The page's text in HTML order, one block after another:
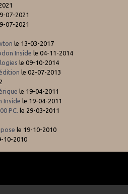
07-2021
07-2021
le 13-03-2017
Inside le 04-11-2014
le 09-10-2014
le 02-07-2013
le 19-04-2011
Inside le 19-04-2011
PC. le 29-03-2011
le 19-10-2010
10-2010